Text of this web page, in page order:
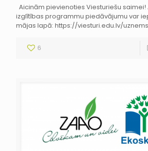
Aicinām pievienoties Viesturiešu saimei!
izglītības programmu piedāvājumu var
mājas lapā: https://viesturi.edu.lv/
6